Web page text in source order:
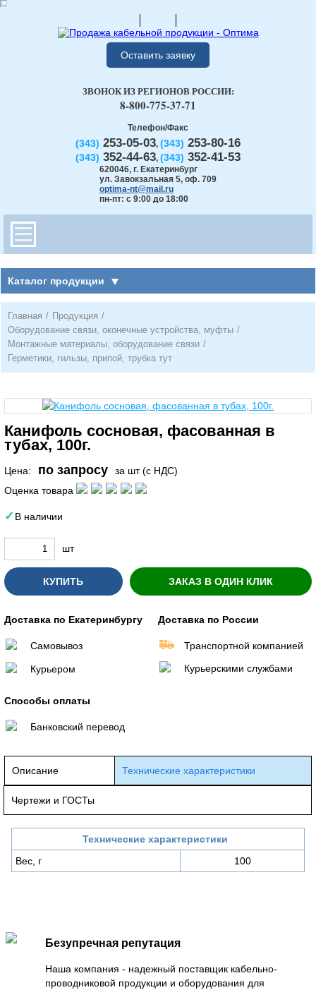
Оставить заявку
Телефон/Факс
(343) 253-05-03, (343) 253-80-16
(343) 352-44-63, (343) 352-41-53
620046, г. Екатеринбург
ул. Завокзальная 5, оф. 709
optima-nt@mail.ru
пн-пт: с 9:00 до 18:00
ЗВОНОК ИЗ РЕГИОНОВ РОССИИ:
8-800-775-37-71
Каталог продукции
Главная / Продукция /
Оборудование связи, оконечные устройства, муфты /
Монтажные материалы, оборудование связи /
Герметики, гильзы, припой, трубка тут
Канифоль сосновая, фасованная в
тубах, 100г.
Цена: по запросу
за шт (с НДС)
Оценка товара
В наличии
шт
КУПИТЬ ЗАКАЗ В ОДИН КЛИК
Доставка по Екатеринбургу
Самовывоз
Курьером
Доставка по России
Транспортной компанией
Курьерскими службами
Способы оплаты
Банковский перевод
Описание Технические характеристики
Чертежи и ГОСТы
Технические характеристики
Вес, г
100
Безупречная репутация
Наша компания - надежный поставщик кабельно-
проводниковой продукции и оборудования для